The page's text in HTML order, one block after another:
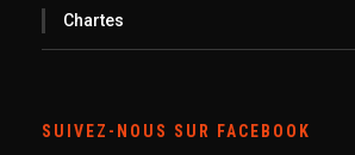
Chartes
SUIVEZ-NOUS SUR FACEBOOK